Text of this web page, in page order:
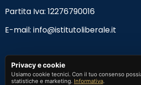
Partita Iva: 12276790016
E-mail: info@istitutoliberale.it
Privacy e cookie
Usiamo cookie tecnici. Con il tuo consenso
statistiche e marketing. Informativa.